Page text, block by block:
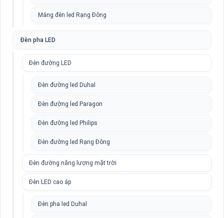
Máng đèn led Rạng Đông
Đèn pha LED
Đèn đường LED
Đèn đường led Duhal
Đèn đường led Paragon
Đèn đường led Philips
Đèn đường led Rạng Đông
Đèn đường năng lượng mặt trời
Đèn LED cao áp
Đèn pha led Duhal